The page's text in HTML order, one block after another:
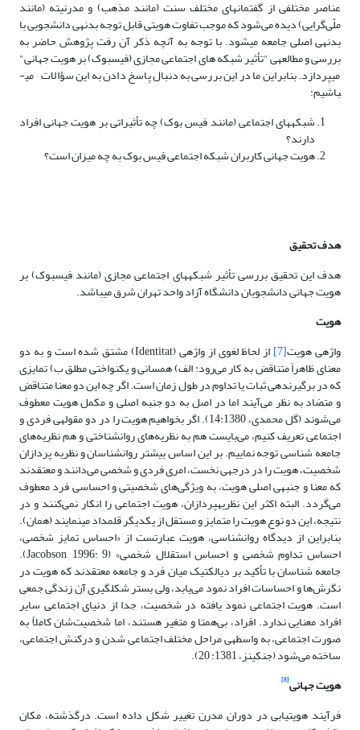
عناصر مختلفی از گفتمان­های مختلف سنت (مانند مذهب) و مدرنیته (مانند
ملّی‌گرایی) دیده می‌شود که موجب تفاوت هویتی قابل توجه بدنه­ی دانشجویی با
بدنه­ی اصلی جامعه می­شود. با توجه به آنچه ذکر آن رفت پژوهش حاضر به
بررسی و مطالعه­ی "تأثیر شبکه های اجتماعی مجازی (فیس­بوک) بر هویت جهانی"
می­پردازد. بنابراین ما در این بررسی به دنبال پاسخ دادن به این سؤالات می­
باشیم:
شبکه­های اجتماعی (مانند فیس بوک) چه تأثیراتی بر هویت جهانی افراد
دارند؟
هویت جهانی کاربران شبکه اجتماعی فیس بوک به چه میزان است؟
هدف تحقیق
هدف این تحقیق بررسی تأثیر شبکه­های اجتماعی مجازی (مانند فیس­بوک­) بر
هویت جهانی دانشجویان دانشگاه آزاد واحد تهران شرق می­باشد.
هویت
واژه­ی هویت[7] از لحاظ لغوی از واژه­ی (Identitat) مشتق شده است و به دو
معنای ظاهراً متناقض به کار می‌رود: الف) همسانی و یکنواختی مطلق ب) تمایزی
که در برگیرنده­ی ثبات یا تداوم در طول زمان است. اگر چه این دو معنا متناقض
و متضاد به نظر می‌آیند اما در اصل به دو جنبه اصلی و مکمل هویت معطوف
می‌شوند (گل محمدی، 14:1380). اگر بخواهیم هویت را در دو مقوله­ی فردی و
اجتماعی تعریف کنیم، می‌بایست هم به نظریه‌های روانشناختی و هم نظریه‌های
جامعه شناسی توجه نماییم. بر این اساس بیشتر روانشناسان و نظریه پردازان
شخصیت، هویت را در درجه­ی نخست، امری فردی و شخصی می‌دانند و معتقدند
که معنا و جنبه­ی اصلی هویت، به ویژگی‌های شخصیتی و احساسی فرد معطوف
می‌گردد. البته اکثر این نظریه­پردازان، هویت اجتماعی را انکار نمی‌کنند و در
نتیجه، این دو نوع هویت را متمایز و مستقل از یکدیگر قلمداد می­نمایند (همان).
بنابراین از دیدگاه روانشناسی، هویت عبارتست از «احساس تمایز شخصی،
احساس تداوم شخصی و احساس استقلال شخصی» (Jacobson, 1996: 9).
جامعه شناسان با تأکید بر دیالکتیک میان فرد و جامعه معتقدند که هویت در
نگرش‌ها و احساسات افراد نمود می‌یابد، ولی بستر شکل­گیری آن زندگی جمعی
است. هویت اجتماعی نمود یافته در شخصیت، جدا از دنیای اجتماعی سایر
افراد معنایی ندارد. افراد، بی‌همتا و متغیر هستند، اما شخصیت‌شان کاملاً به
صورت اجتماعی، به واسطه­ی مراحل مختلف اجتماعی شدن و درکنش اجتماعی،
ساخته می‌شود (جنکینز، 1381: 20).
هویت جهانی[8]
فرآیند هویت­یابی در دوران مدرن تغییر شکل داده است. درگذشته، مکان